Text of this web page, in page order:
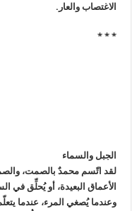
الاغتصاب والعار.
* * *
الجبل والسماء
لقد اتّسم محمدٌ بالصمت،
الأعماق البعيدة، أو يُحلِّق في
وعندما يُصغي المرء، عندما